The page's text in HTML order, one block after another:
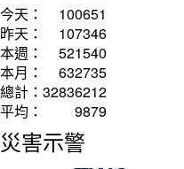
今天：
100651
昨天：
107346
本週：
521540
本月：
632735
總計： 32836212
平均：
9879
災害示警